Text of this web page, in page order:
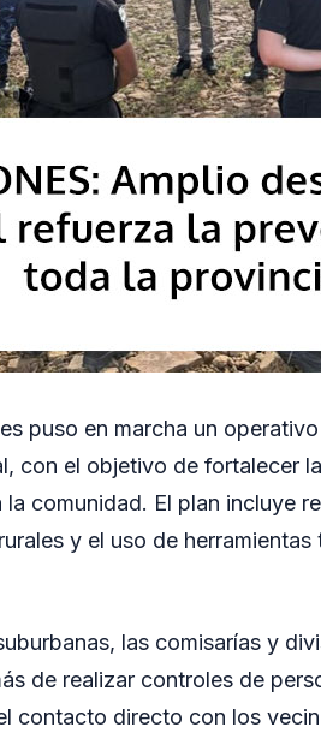
puso en marcha un
con el objetivo de fortalecer
comunidad. El plan incluye
y el uso de
las comisarías y
de realizar controles de
contacto directo con los